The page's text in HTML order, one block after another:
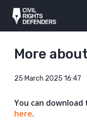
More
25 March 2025 16:47
You can
here.